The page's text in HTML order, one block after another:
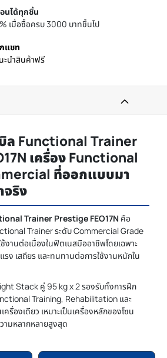
นได้ทุกชิ้น
เมื่อซื้อครบ 3000 บาทขึ้นไป
แชท
ะนำสินค้าฟรี
บิล Functional Trainer
เครื่อง Functional
ที่ออกแบบมา
จริง
Trainer Prestige FEO17N คือ
Trainer ระดับ Commercial Grade
งานต่อเนื่องในฟิตเนสมืออาชีพโดยเฉพาะ
รง เสถียร และทนทานต่อการใช้งานหนักใน
Stack คู่ 95 kg x 2 รองรับทั้งการฝึก
Training, Rehabilitation และ
ครื่องเดียว เหมาะเป็นเครื่องหลักของโซน
มหลากหลายสูงสุด